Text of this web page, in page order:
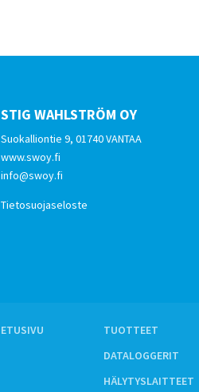
STIG WAHLSTRÖM OY
Suokalliontie 9, 01740 VANTAA
www.swoy.fi
info@swoy.fi
Tietosuojaseloste
ETUSIVU
TUOTTEET
DATALOGGERIT
HÄLYTYSLAITTEET